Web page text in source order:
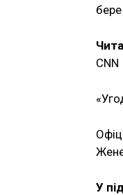
бере
CNN
У